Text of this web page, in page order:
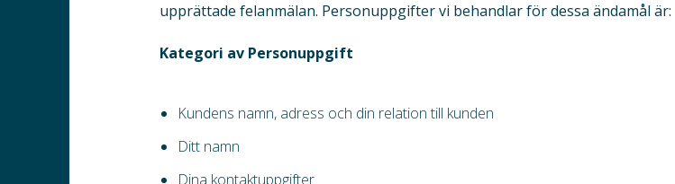
upprättade felanmälan. Personuppgifter vi behandlar för dessa ändamål är:
Kategori av Personuppgift
Kundens namn, adress och din relation till kunden
Ditt namn
Dina kontaktuppgifter